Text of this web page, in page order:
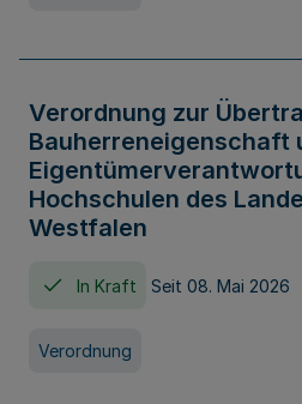
Verordnung zur
Bauherreneigenschaft
Hochschulen des
Westfalen
In Kraft Seit 08. Mai 2026
Verordnung